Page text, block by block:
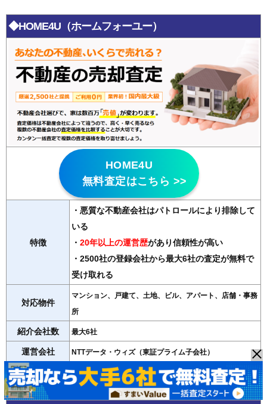
◆HOME4U（ホームフォーユー）
HOME4U
無料査定はこちら >>
特徴
・悪質な不動産会社はパトロールにより排除して
いる
・ 20年以上の運営歴があり信頼性が高い
・2500社の登録会社から最大6社の査定が無料で
受け取れる
対応物件
マンション、戸建て、土地、ビル、アパート、店舗・事務
所
紹介会社数 最大6社
運営会社 NTTデータ・ウィズ（東証プライム子会社）
＞＞HOME4Uの詳細記事はこちら